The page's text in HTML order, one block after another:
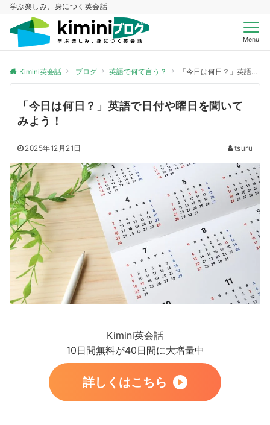
学ぶ楽しみ、身につく英会話
Menu
Kimini英会話 ブログ 英語で何て言う？ 「今日は何日？」英語で日付や曜日を聞いてみよう！
「今日は何日？」英語で日付や曜日を聞いて
みよう！
2025年12月21日 tsuru
Kimini英会話
10日間無料が40日間に大増量中
詳しくはこちら